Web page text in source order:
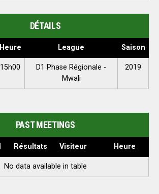
DÉTAILS
Heure League Saison
15h00
D1 Phase Régionale -
Mwali
2019
PAST MEETINGS
Résultats Visiteur Heure
No data available in table